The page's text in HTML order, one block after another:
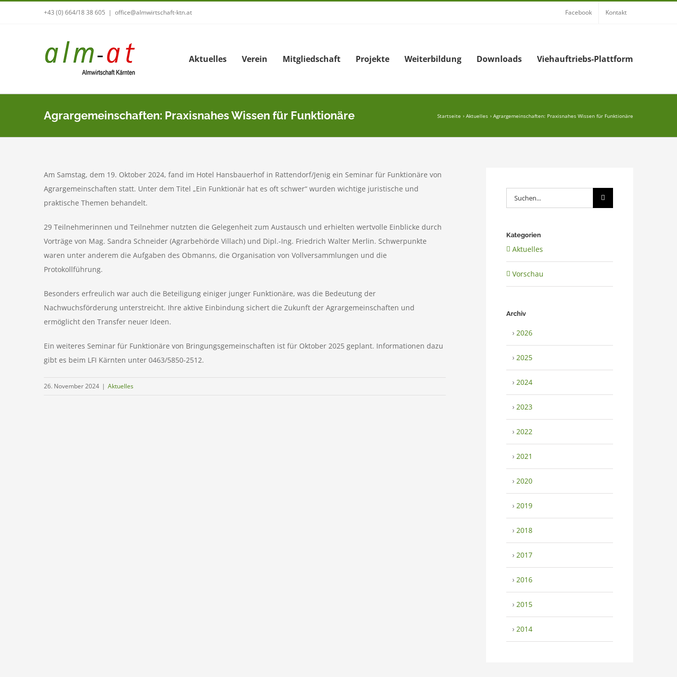
+43 (0) 664/18 38 605 | office@almwirtschaft-ktn.at Facebook Kontakt
Aktuelles Verein Mitgliedschaft Projekte Weiterbildung Downloads Viehauftriebs-Plattform
Agrargemeinschaften: Praxisnahes Wissen für Funktionäre Startseite Aktuelles Agrargemeinschaften: Praxisnahes Wissen für Funktionäre
Am Samstag, dem 19. Oktober 2024, fand im Hotel Hansbauerhof in Rattendorf/Jenig ein Seminar für Funktionäre von
Agrargemeinschaften statt. Unter dem Titel „Ein Funktionär hat es oft schwer“ wurden wichtige juristische und
praktische Themen behandelt.
29 Teilnehmerinnen und Teilnehmer nutzten die Gelegenheit zum Austausch und erhielten wertvolle Einblicke durch
Vorträge von Mag. Sandra Schneider (Agrarbehörde Villach) und Dipl.-Ing. Friedrich Walter Merlin. Schwerpunkte
waren unter anderem die Aufgaben des Obmanns, die Organisation von Vollversammlungen und die
Protokollführung.
Besonders erfreulich war auch die Beteiligung einiger junger Funktionäre, was die Bedeutung der
Nachwuchsförderung unterstreicht. Ihre aktive Einbindung sichert die Zukunft der Agrargemeinschaften und
ermöglicht den Transfer neuer Ideen.
Ein weiteres Seminar für Funktionäre von Bringungsgemeinschaften ist für Oktober 2025 geplant. Informationen dazu
gibt es beim LFI Kärnten unter 0463/5850-2512.
26. November 2024 | Aktuelles
Suche
nach:
Kategorien
Aktuelles
Vorschau
Archiv
› 2026
› 2025
› 2024
› 2023
› 2022
› 2021
› 2020
› 2019
› 2018
› 2017
› 2016
› 2015
› 2014